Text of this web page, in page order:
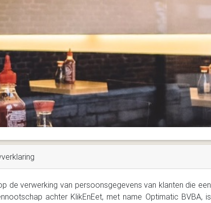
de verwerking van persoonsgegevens van klanten die een
achter KlikEnEet, met name Optimatic BVBA, is